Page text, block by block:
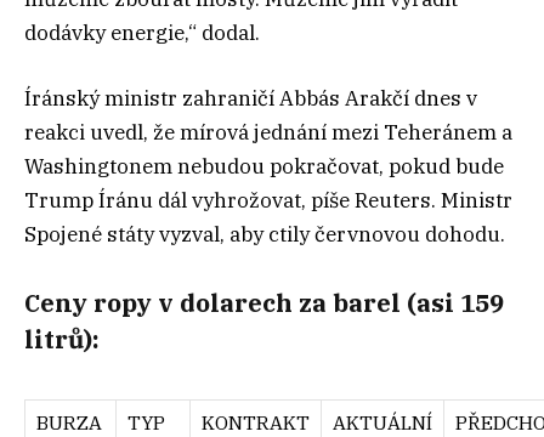
dodávky energie,“ dodal.
Íránský ministr zahraničí Abbás Arakčí dnes v
reakci uvedl, že mírová jednání mezi Teheránem a
Washingtonem nebudou pokračovat, pokud bude
Trump Íránu dál vyhrožovat, píše Reuters. Ministr
Spojené státy vyzval, aby ctily červnovou dohodu.
Ceny ropy v dolarech za barel (asi 159
litrů):
BURZA TYP KONTRAKT
AKTUÁLNÍ